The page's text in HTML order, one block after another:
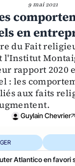
9 mai 2021
en
du Fait
l'Institut
rapport 2020
: les
aux faits
Guylain Chevrier
Atlantico en favori